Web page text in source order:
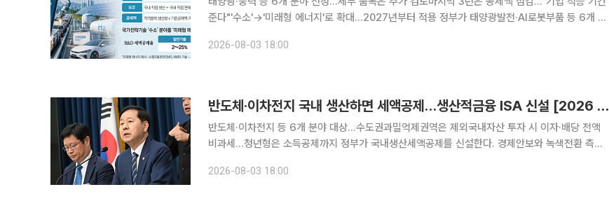
준다"'수소'→'미래형 에너지'로 확대…2027년부터 적용 정부가 태양광발전·AI로봇부품 등 6개 분
전략기술 중 '수소' 분야는 '미래형 에너지' 분야로 확대 개편한다
2026-08-03 18:00
반도체·이차전지 국내 생산하면 세액공제…생산적금융 ISA 신설 [2026 세제개편]
반도체·이차전지 등 6개 분야 대상…수도권과밀억제권역은 제외국내자산 투자 시 이자·배당 전액
비과세…청년형은 소득공제까지 정부가 국내생산세액공제를 신설한다. 경제안보와 녹색전환 측면
깎아주는 식이다. 국내자산에 투자하면 이자·배당소득을 전액 비과세해주는 생산
2026-08-03 18:00